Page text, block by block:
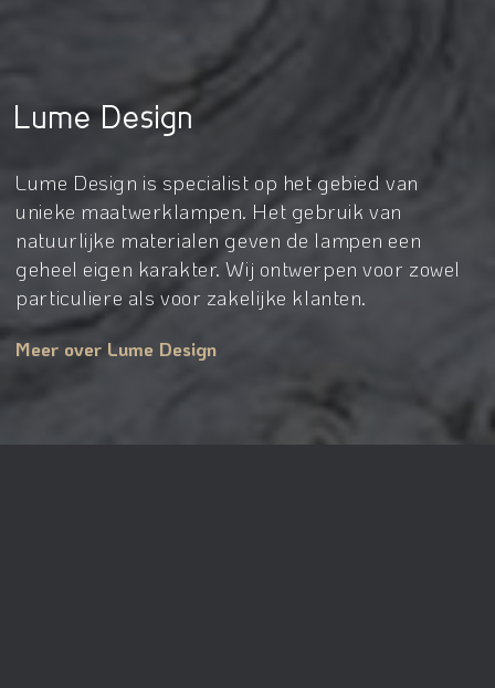
Lume Design
Lume Design is specialist op het gebied van
unieke maatwerklampen. Het gebruik van
natuurlijke materialen geven de lampen een
geheel eigen karakter. Wij ontwerpen voor zowel
particuliere als voor zakelijke klanten.
Meer over Lume Design